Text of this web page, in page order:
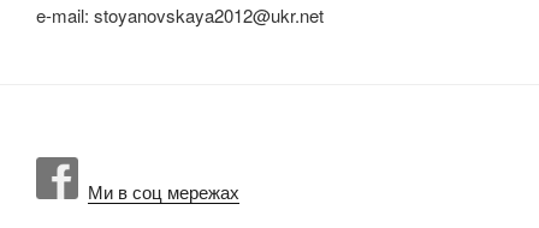
e-mail: stoyanovskaya2012@ukr.net
Ми в соц мережах